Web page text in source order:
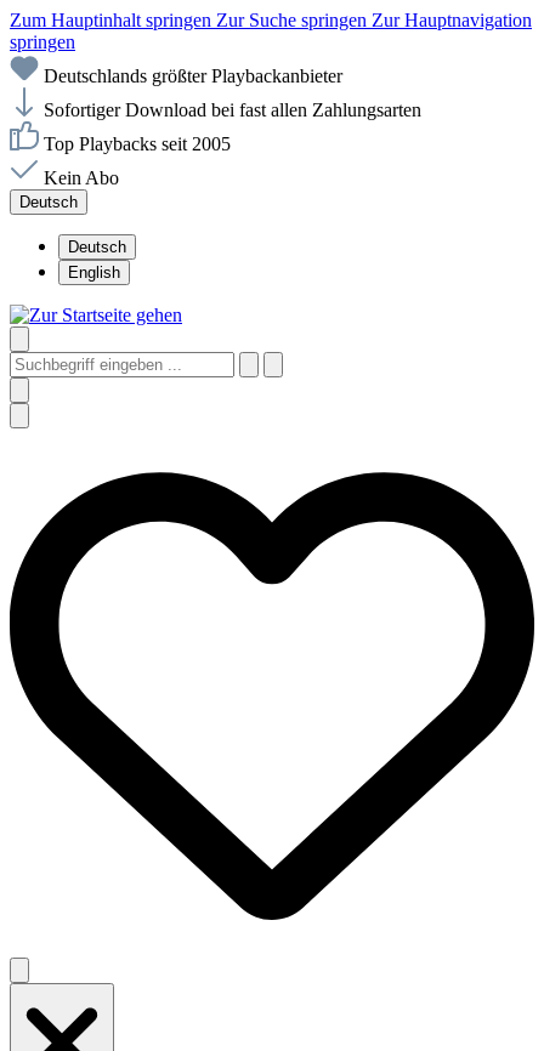
Zum Hauptinhalt springen Zur Suche springen Zur Hauptnavigation
springen
Deutschlands größter Playbackanbieter
Sofortiger Download bei fast allen Zahlungsarten
Top Playbacks seit 2005
Kein Abo
Deutsch
Deutsch
English